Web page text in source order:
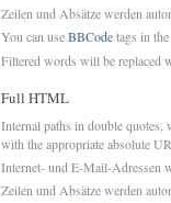
Zeilen und Absätze werden
You can useBBCodetags in
Filtered words will be replaced
Full HTML
Internal paths in double quotes,
with the appropriate absolute
Internet- und E-Mail-Adressen
Zeilen und Absätze werden